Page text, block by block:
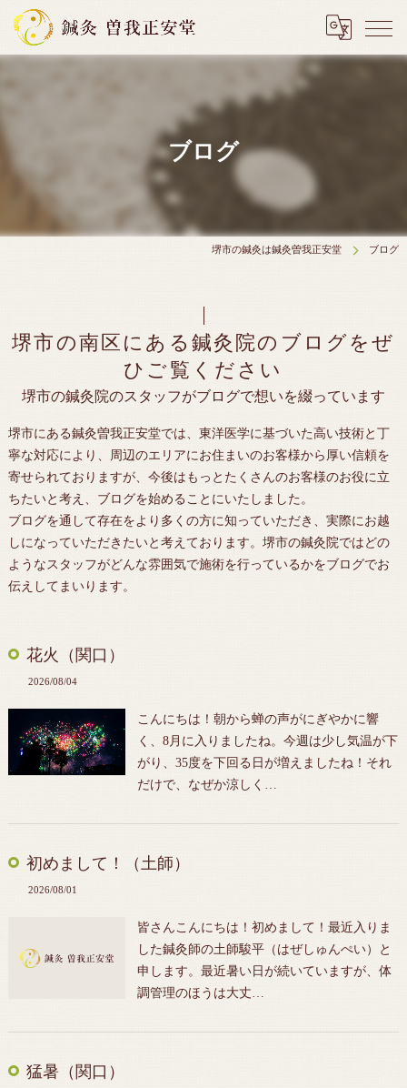
ブログ
堺市の鍼灸は鍼灸曽我正安堂 ブログ
堺市の南区にある鍼灸院のブログをぜ
ひご覧ください
堺市の鍼灸院のスタッフがブログで想いを綴っています
堺市にある鍼灸曽我正安堂では、東洋医学に基づいた高い技術と丁
寧な対応により、周辺のエリアにお住まいのお客様から厚い信頼を
寄せられておりますが、今後はもっとたくさんのお客様のお役に立
ちたいと考え、ブログを始めることにいたしました。
ブログを通して存在をより多くの方に知っていただき、実際にお越
しになっていただきたいと考えております。堺市の鍼灸院ではどの
ようなスタッフがどんな雰囲気で施術を行っているかをブログでお
伝えしてまいります。
花火（関口）
2026/08/04
こんにちは！朝から蝉の声がにぎやかに響
く、8月に入りましたね。今週は少し気温が下
がり、35度を下回る日が増えましたね！それ
だけで、なぜか涼しく…
初めまして！（土師）
2026/08/01
皆さんこんにちは！初めまして！最近入りま
した鍼灸師の土師駿平（はぜしゅんぺい）と
申します。最近暑い日が続いていますが、体
調管理のほうは大丈…
猛暑（関口）